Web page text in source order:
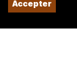
Accepter